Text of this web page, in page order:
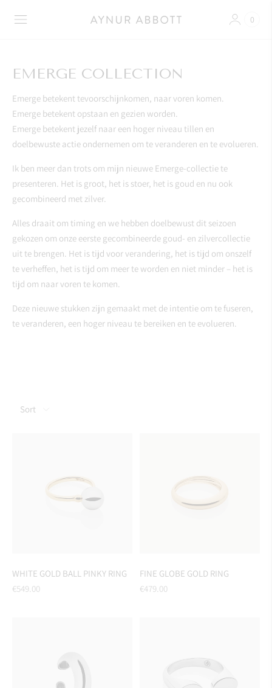
0
EMERGE COLLECTION
Emerge betekent tevoorschijnkomen, naar voren komen.
Emerge betekent opstaan en gezien worden.
Emerge betekent jezelf naar een hoger niveau tillen en
doelbewuste actie ondernemen om te veranderen en te evolueren.
Ik ben meer dan trots om mijn nieuwe Emerge-collectie te
presenteren. Het is groot, het is stoer, het is goud en nu ook
gecombineerd met zilver.
Alles draait om timing en we hebben doelbewust dit seizoen
gekozen om onze eerste gecombineerde goud- en zilvercollectie
uit te brengen. Het is tijd voor verandering, het is tijd om onszelf
te verheffen, het is tijd om meer te worden en niet minder – het is
tijd om naar voren te komen.
Deze nieuwe stukken zijn gemaakt met de intentie om te fuseren,
te veranderen, een hoger niveau te bereiken en te evolueren.
Sort
WHITE GOLD BALL PINKY RING
Regular
€549.00
FINE GLOBE GOLD RING
Regular
€479.00